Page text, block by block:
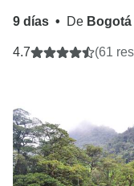
9 días • De Bogotá
4.7 (61